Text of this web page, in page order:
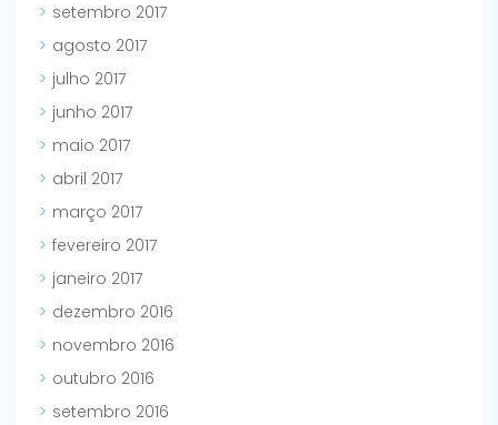
setembro 2017
agosto 2017
julho 2017
junho 2017
maio 2017
abril 2017
março 2017
fevereiro 2017
janeiro 2017
dezembro 2016
novembro 2016
outubro 2016
setembro 2016